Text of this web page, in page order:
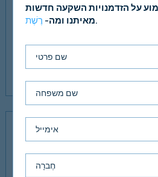
ברית
מס ערך מוסף
שהמכירה תטופל כאל העברה של חשש
מתמשך (TOGC).
על הזדמנויות השקעה חדשות
מאיתנו ומה- רֶשֶׁת .